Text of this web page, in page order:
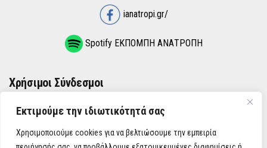
Εκτιμούμε την ιδιωτικότητά σας
Χρησιμοποιούμε cookies για να βελτιώσουμε την εμπειρία
ianatropi.gr/
Spotify ΕΚΠΟΜΠΗ ΑΝΑΤΡΟΠΗ
Χρήσιμοι Σύνδεσμοι
ΌΡΟΙ ΧΡΉΣΗΣ
ΠΟΛΙΤΙΚΉ ΑΠΟΡΡΉΤΟΥ